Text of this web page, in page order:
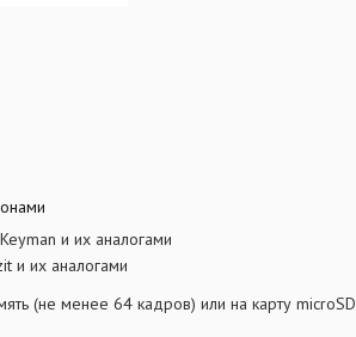
и их аналогами
и их аналогами
(не менее 64 кадров) или на карту microSD